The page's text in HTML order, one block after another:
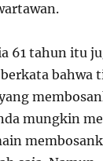
61 tahun itu
bahwa
mungkin